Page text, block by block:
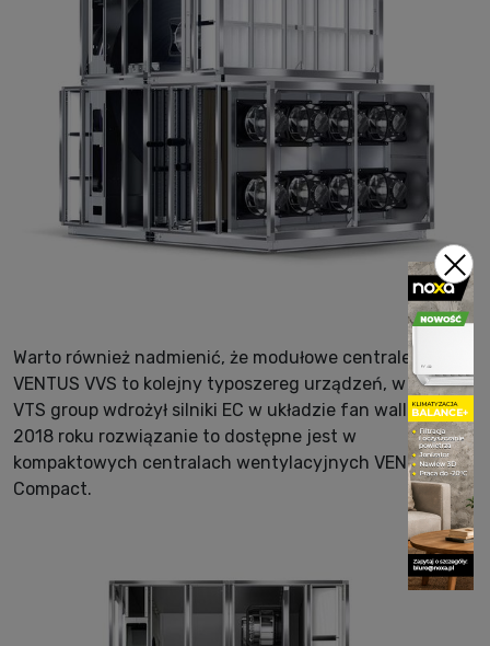
Warto również nadmienić, że modułowe centrale
VENTUS VVS to kolejny typoszereg urządzeń, w których
VTS group wdrożył silniki EC w układzie fan wall. Od
2018 roku rozwiązanie to dostępne jest w
kompaktowych centralach wentylacyjnych VENTUS
Compact.